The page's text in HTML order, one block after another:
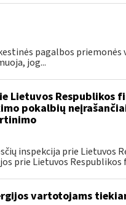
pagalbos priemonės
jog...
Lietuvos Respublikos
pokalbių
inspekcija prie Lietuvos
prie Lietuvos Respublikos
vartotojams